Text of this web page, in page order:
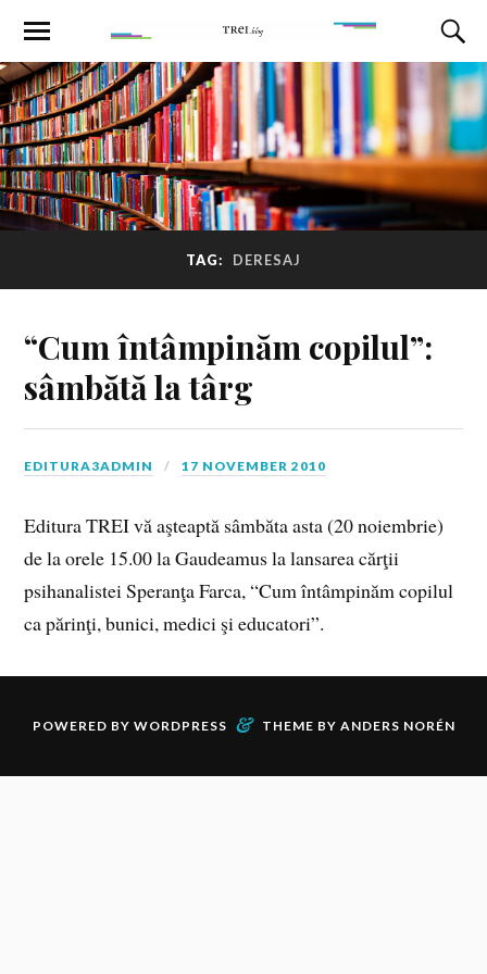
TAG: DERESAJ
“Cum întâmpinăm copilul”:
sâmbătă la târg
EDITURA3ADMIN 17 NOVEMBER 2010
Editura TREI vă aşteaptă sâmbăta asta (20 noiembrie)
de la orele 15.00 la Gaudeamus la lansarea cărţii
psihanalistei Speranţa Farca, “Cum întâmpinăm copilul
ca părinţi, bunici, medici şi educatori”.
POWERED BY WORDPRESS & THEME BY ANDERS NORÉN